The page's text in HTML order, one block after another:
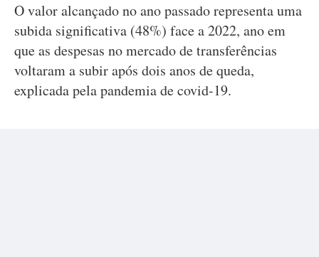
O valor alcançado no ano passado representa uma
subida significativa (48%) face a 2022, ano em
que as despesas no mercado de transferências
voltaram a subir após dois anos de queda,
explicada pela pandemia de covid-19.